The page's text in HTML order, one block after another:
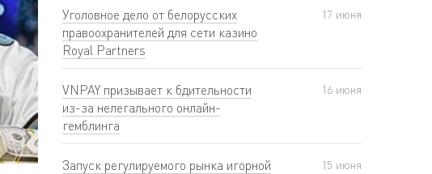
Уголовное дело от белорусских
правоохранителей для сети казино
Royal Partners
17 июня
VNPAY призывает к бдительности
из-за нелегального онлайн-
гемблинга
16 июня
Запуск регулируемого рынка игорной
15 июня